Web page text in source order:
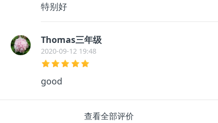
特别好
Thomas三年级
2020-09-12 19:48
good
查看全部评价